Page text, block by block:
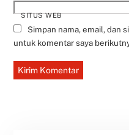
SITUS WEB
Simpan nama, email, dan
untuk komentar saya